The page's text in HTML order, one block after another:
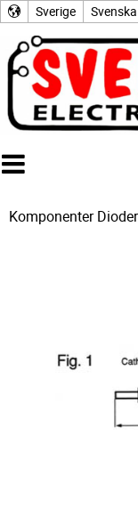
Sverige Svenska
Komponenter Dioder